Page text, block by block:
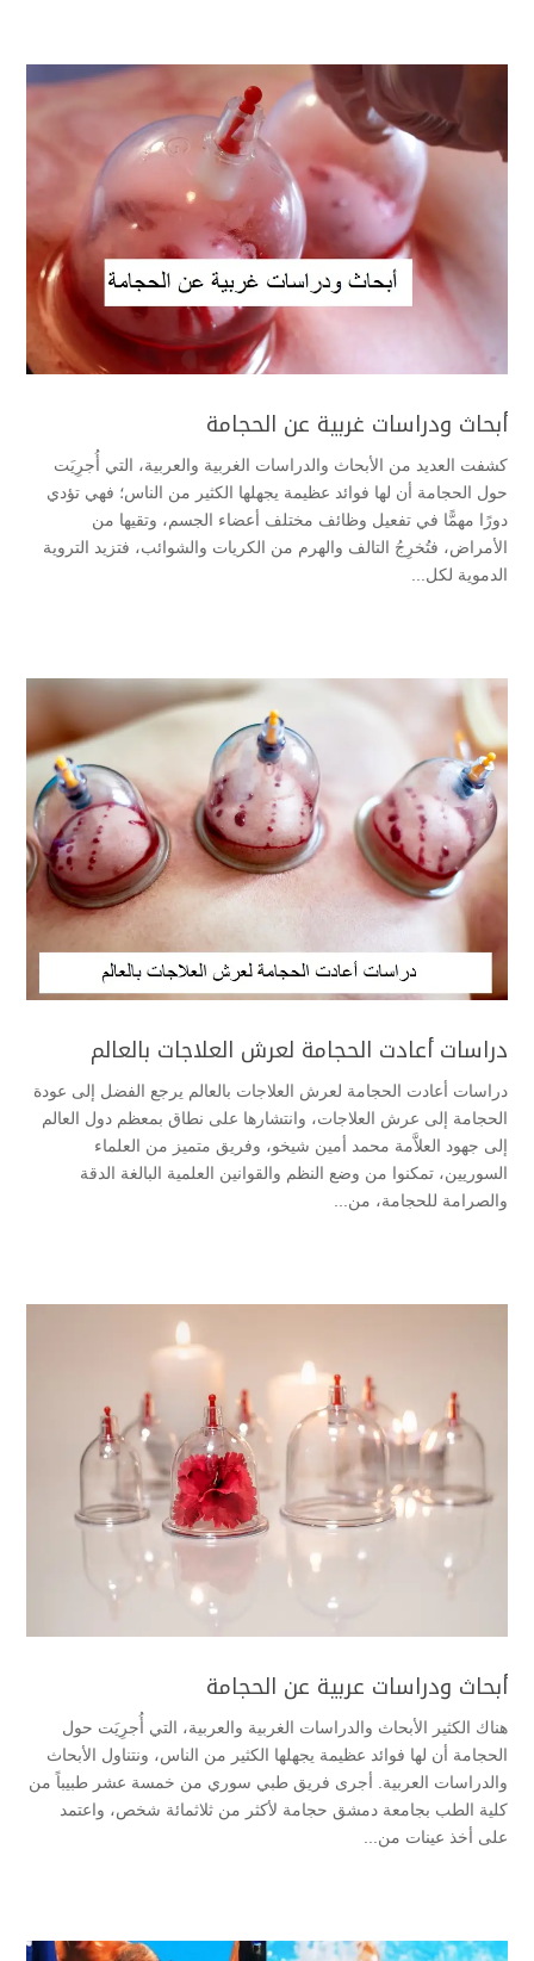
أبحاث ودراسات غربية عن الحجامة
كشفت العديد من الأبحاث والدراسات الغربية والعربية، التي أُجرِيَت
حول الحجامة أن لها فوائد عظيمة يجهلها الكثير من الناس؛ فهي تؤدي
دورًا مهمًّا في تفعيل وظائف مختلف أعضاء الجسم، وتقيها من
الأمراض، فتُخرِجُ التالف والهرم من الكريات والشوائب، فتزيد التروية
الدموية لكل...
دراسات أعادت الحجامة لعرش العلاجات بالعالم
دراسات أعادت الحجامة لعرش العلاجات بالعالم يرجع الفضل إلى عودة
الحجامة إلى عرش العلاجات، وانتشارها على نطاق بمعظم دول العالم
إلى جهود العلاَّمة محمد أمين شيخو، وفريق متميز من العلماء
السوريين، تمكنوا من وضع النظم والقوانين العلمية البالغة الدقة
والصرامة للحجامة، من...
أبحاث ودراسات عربية عن الحجامة
هناك الكثير الأبحاث والدراسات الغربية والعربية، التي أُجرِيَت حول
الحجامة أن لها فوائد عظيمة يجهلها الكثير من الناس، ونتناول الأبحاث
والدراسات العربية. أجرى فريق طبي سوري من خمسة عشر طبيباً من
كلية الطب بجامعة دمشق حجامة لأكثر من ثلاثمائة شخص، واعتمد
على أخذ عينات من...